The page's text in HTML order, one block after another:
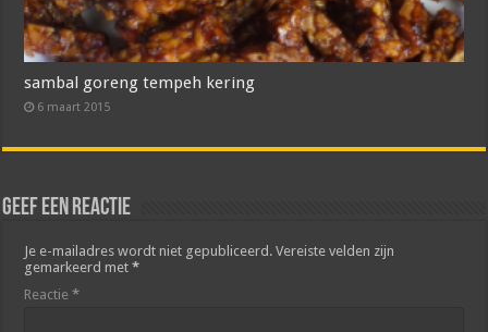
sambal goreng tempeh kering
6 maart 2015
Geef een reactie
Je e-mailadres wordt niet gepubliceerd. Vereiste velden zijn
gemarkeerd met*
Reactie*